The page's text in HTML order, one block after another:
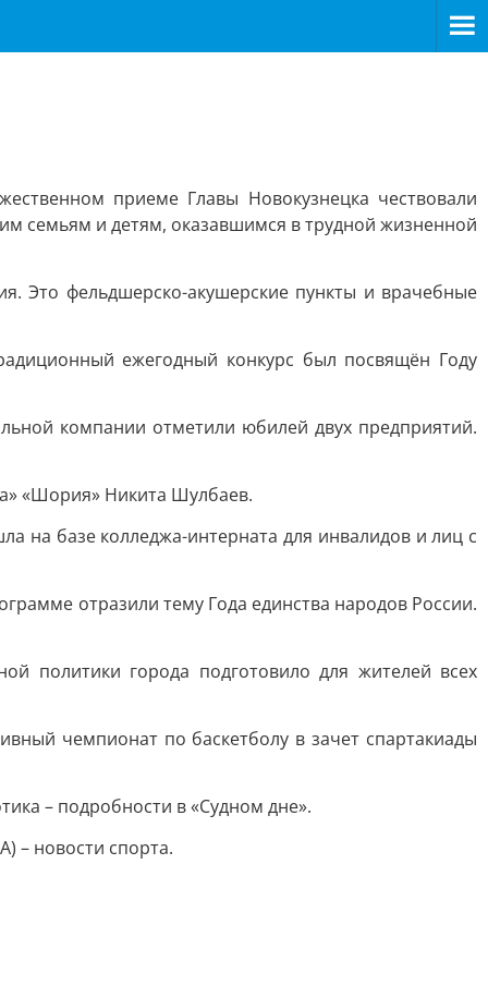
приеме Главы Новокузнецка чествовали
семьям и детям, оказавшимся в трудной жизненной
Это фельдшерско-акушерские пункты и врачебные
ежегодный конкурс был посвящён Году
компании отметили юбилей двух предприятий.
«Шория» Никита Шулбаев.
на базе колледжа-интерната для инвалидов и лиц с
отразили тему Года единства народов России.
политики города подготовило для жителей всех
чемпионат по баскетболу в зачет спартакиады
– подробности в «Судном дне».
– новости спорта.